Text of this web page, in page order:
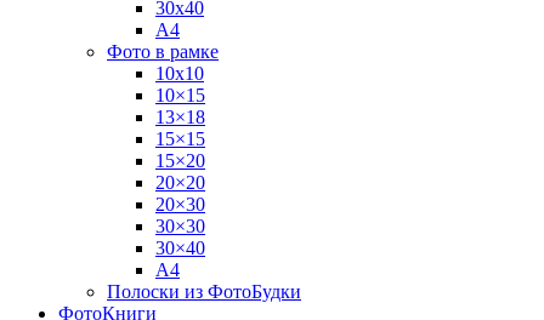
30х40
А4
Фото в рамке
10х10
10×15
13×18
15×15
15×20
20×20
20×30
30×30
30×40
A4
Полоски из ФотоБудки
ФотоКниги